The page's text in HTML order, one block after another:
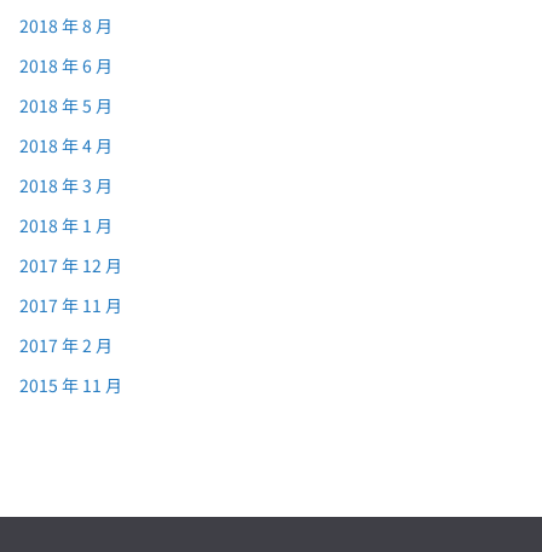
2018 年 8 月
2018 年 6 月
2018 年 5 月
2018 年 4 月
2018 年 3 月
2018 年 1 月
2017 年 12 月
2017 年 11 月
2017 年 2 月
2015 年 11 月